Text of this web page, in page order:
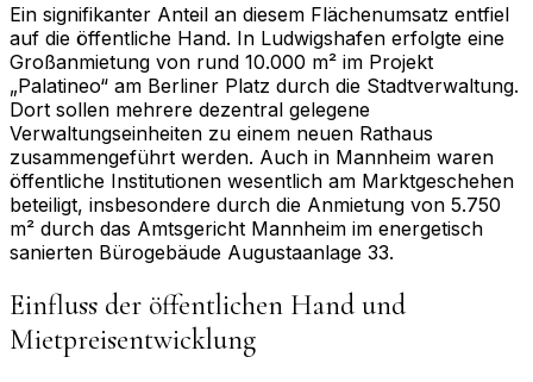
Ein signifikanter Anteil an diesem Flächenumsatz entfiel
auf die öffentliche Hand. In Ludwigshafen erfolgte eine
Großanmietung von rund 10.000 m² im Projekt
„Palatineo“ am Berliner Platz durch die Stadtverwaltung.
Dort sollen mehrere dezentral gelegene
Verwaltungseinheiten zu einem neuen Rathaus
zusammengeführt werden. Auch in Mannheim waren
öffentliche Institutionen wesentlich am Marktgeschehen
beteiligt, insbesondere durch die Anmietung von 5.750
m² durch das Amtsgericht Mannheim im energetisch
sanierten Bürogebäude Augustaanlage 33.
Einfluss der öffentlichen Hand und
Mietpreisentwicklung